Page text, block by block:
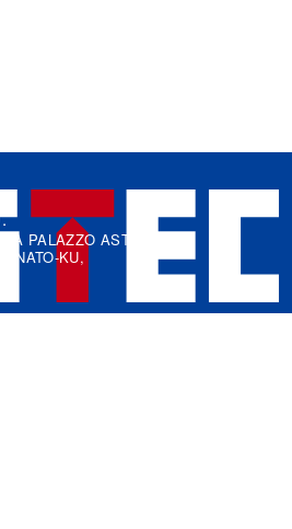
PALAZZO ASTEC,
KU,